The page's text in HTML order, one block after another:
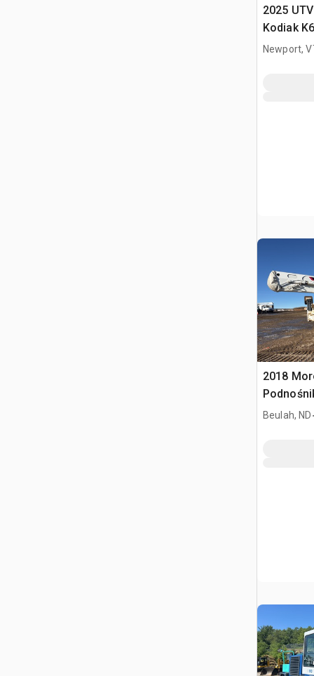
2025
Kodiak
(Unused)
Newport,
2018
w/2018
Beulah, ND.